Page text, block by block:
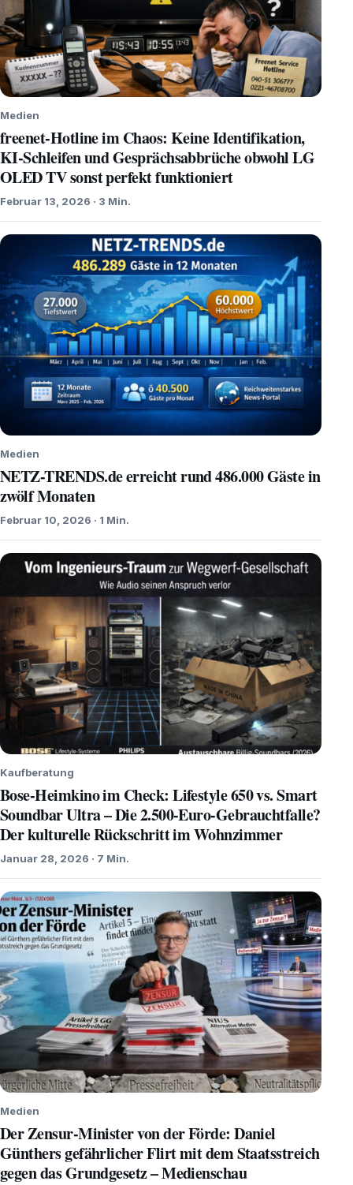
Medien
freenet-Hotline im Chaos: Keine Identifikation,
KI-Schleifen und Gesprächsabbrüche obwohl LG
OLED TV sonst perfekt funktioniert
Februar 13, 2026 · 3 Min.
Medien
NETZ-TRENDS.de erreicht rund 486.000 Gäste in
zwölf Monaten
Februar 10, 2026 · 1 Min.
Kaufberatung
Bose-Heimkino im Check: Lifestyle 650 vs. Smart
Soundbar Ultra – Die 2.500-Euro-Gebrauchtfalle?
Der kulturelle Rückschritt im Wohnzimmer
Januar 28, 2026 · 7 Min.
Medien
Der Zensur-Minister von der Förde: Daniel
Günthers gefährlicher Flirt mit dem Staatsstreich
gegen das Grundgesetz – Medienschau